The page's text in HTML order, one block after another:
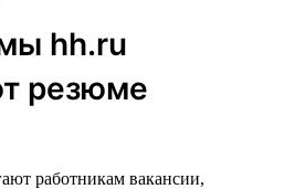
hh.ru
резюме
работникам вакансии,